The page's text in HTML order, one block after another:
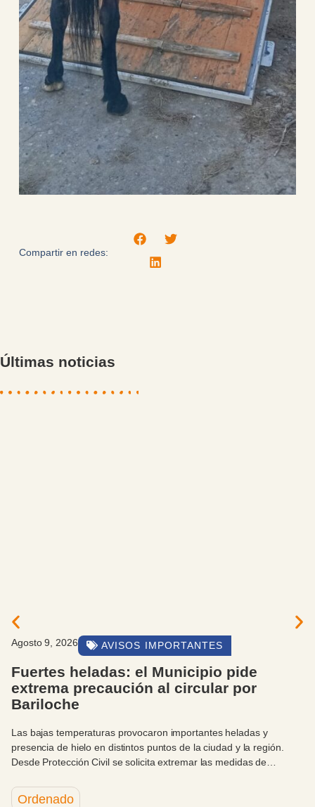
Compartir en redes:
Últimas noticias
Agosto 8, 2026 EVENTOS Y ACTIVIDADES
Las candidatas a Reina Nacional de la
Nieve brillaron en un desfile con
solidario
El desfile solidario de las candidatas a Reina Nacional de la
2026 reunió este sábado por la tarde a vecinos, familias y
autoridades en By Pass, en una jornada que combinó moda,